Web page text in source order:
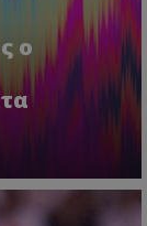
ο